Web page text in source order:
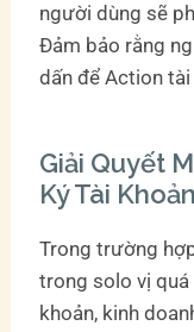
người dùng sẽ
Đảm bảo rằng
dấn để Action tài
Giải Quyết
Ký Tài Khoản
Trong trường
trong solo vị quá
khoản, kinh